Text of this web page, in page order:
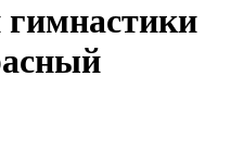
гимнастики